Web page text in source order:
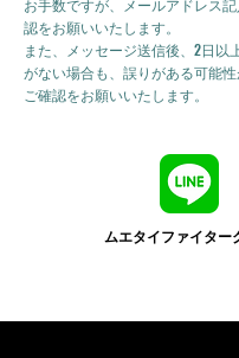
お手数ですが、メールアドレス
認をお願いいたします。
また、メッセージ送信後、2日以
がない場合も、誤りがある可能性
ご確認をお願いいたします。
ムエタイファイター